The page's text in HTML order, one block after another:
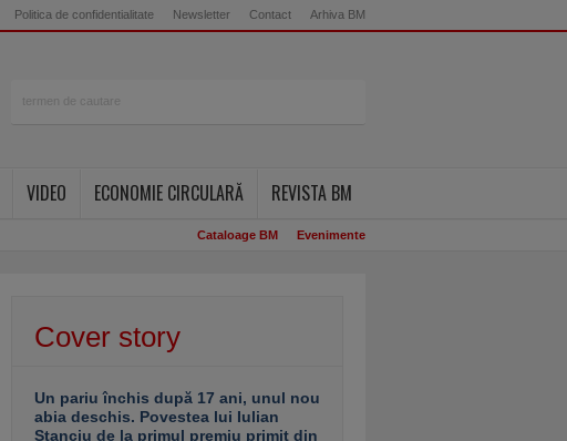
Politica de confidentialitate Newsletter Contact Arhiva BM
VIDEO ECONOMIE CIRCULARĂ REVISTA BM
Cataloage BM Evenimente
Cover story
Un pariu închis după 17 ani, unul nou
abia deschis. Povestea lui Iulian
Stanciu de la primul premiu primit din